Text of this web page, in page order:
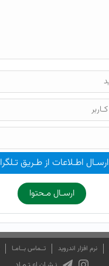
ارسـال اطـلاعات از طـریق
ارسـال مـحتوا
نرم افزار اندروید تــماس بــامـا